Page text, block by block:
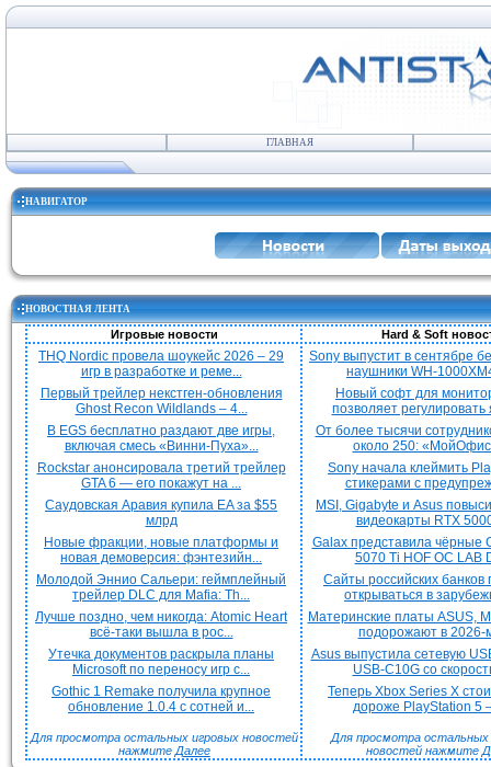
ГЛАВНАЯ
НАВИГАТОР
НОВОСТНАЯ ЛЕНТА
Игровые новости Hard & Soft
THQ Nordic провела шоукейс 2026 – 29
игр в разработке и реме...
Первый трейлер некстген-обновления
Ghost Recon Wildlands – 4...
В EGS бесплатно раздают две игры,
включая смесь «Винни-Пуха»...
Rockstar анонсировала третий трейлер
GTA 6 — его покажут на ...
Саудовская Аравия купила EA за $55
млрд
Новые фракции, новые платформы и
новая демоверсия: фэнтезийн...
Молодой Эннио Сальери: геймплейный
трейлер DLC для Mafia: Th...
Лучше поздно, чем никогда: Atomic Heart
всё-таки вышла в рос...
Утечка документов раскрыла планы
Microsoft по переносу игр с...
Gothic 1 Remake получила крупное
обновление 1.0.4 с сотней и...
Для просмотра остальных игровых новостей
нажмите Далее
Sony выпустит в сентябре
наушники WH-
Новый софт для
позволяет регулировать
От более тысячи
около 250:
Sony начала клеймить
стикерами с
MSI, Gigabyte и Asus
видеокарты RTX
Galax представила чёрные
5070 Ti HOF OC LAB
Сайты российских банков
открываться в
Материнские платы ASUS,
подорожают в
Asus выпустила сетевую
USB-C10G со
Теперь Xbox Series X
дороже PlayStation 5
Для просмотра остальных
новостей нажмите